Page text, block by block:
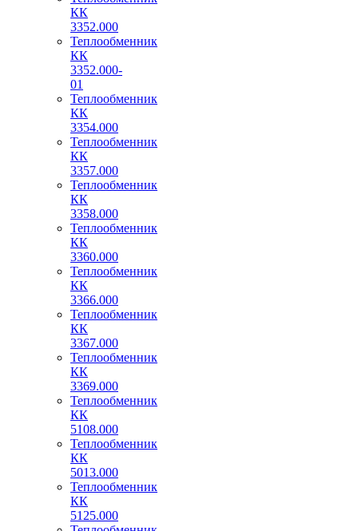
КК
3352.000
Теплообменник
КК
3352.000-
01
Теплообменник
КК
3354.000
Теплообменник
КК
3357.000
Теплообменник
КК
3358.000
Теплообменник
КК
3360.000
Теплообменник
КК
3366.000
Теплообменник
КК
3367.000
Теплообменник
КК
3369.000
Теплообменник
КК
5108.000
Теплообменник
КК
5013.000
Теплообменник
КК
5125.000